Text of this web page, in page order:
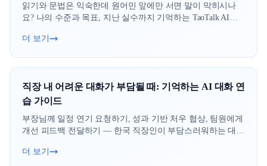
읽기와 문법은 익숙한데 원어민 앞에만 서면 말이 막히시나
요? 나의 수준과 목표, 지난 실수까지 기억하는 TaoTalk AI로
법을 정리했습니다.
더 보기
직장 내 어려운 대화가 부담될 때: 기억하는 AI 대화 연
습 가이드
부장님께 일정 연기 요청하기, 성과 기반 처우 협상, 팀원에게
개선 피드백 전달하기 — 한국 직장인이 부담스러워하는 대화
는 법을 정리합니다.
더 보기